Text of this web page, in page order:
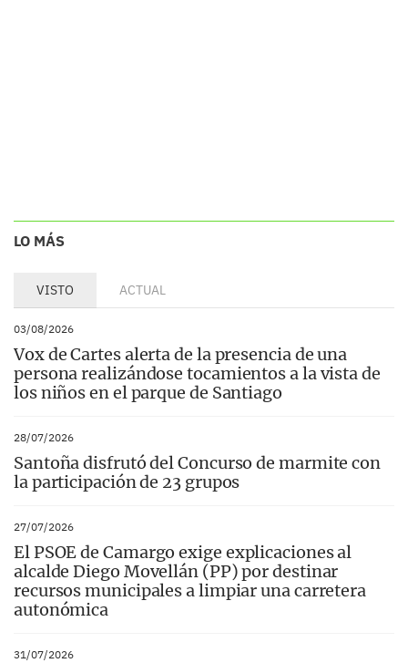
LO MÁS
VISTO ACTUAL
03/08/2026
Vox de Cartes alerta de la presencia de una
persona realizándose tocamientos a la vista de
los niños en el parque de Santiago
28/07/2026
Santoña disfrutó del Concurso de marmite con
la participación de 23 grupos
27/07/2026
El PSOE de Camargo exige explicaciones al
alcalde Diego Movellán (PP) por destinar
recursos municipales a limpiar una carretera
autonómica
31/07/2026